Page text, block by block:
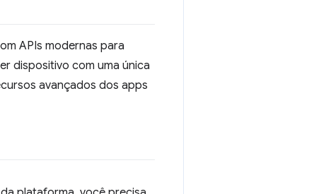
APIs modernas para
dispositivo com uma única
avançados dos apps